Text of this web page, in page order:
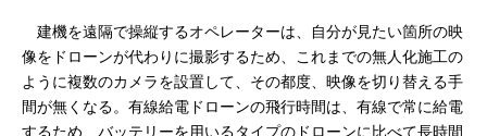
建機を遠隔で操縦するオペレーターは、自分が見たい箇所の映
像をドローンが代わりに撮影するため、これまでの無人化施工の
ように複数のカメラを設置して、その都度、映像を切り替える手
間が無くなる。有線給電ドローンの飛行時間は、有線で常に給電
するため、バッテリーを用いるタイプのドローンに比べて長時間